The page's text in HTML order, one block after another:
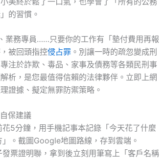
的習慣。
業務專員……只要你的工作有「墊付費用再報
被回頭指控侵占罪 。別讓一時的疏忽變成刑
注於詐欺、毒品、家事及債務等各類民刑事
析，是您最值得信賴的法律夥伴。立即上網
證據、擬定無罪防禦策略。
保建議
花5分鐘，用手機記事本記錄「今天花了什麼
。截圖Google地圖路線，存到雲端。
發票證明聯，拿到後立刻用筆寫上「客戶名稱